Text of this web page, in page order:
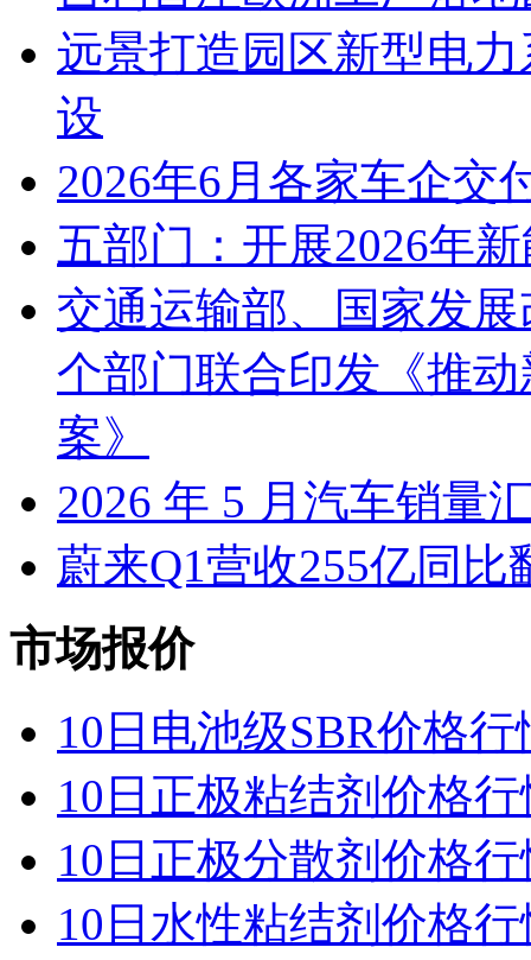
远景打造园区新型电
设
2026年6月各家车企交
五部门：开展2026年
交通运输部、国家发
个部门联合印发《推
案》
2026 年 5 月汽车销量
蔚来Q1营收255亿同
市场报价
10日电池级SBR价格行
10日正极粘结剂价格
10日正极分散剂价格
10日水性粘结剂价格